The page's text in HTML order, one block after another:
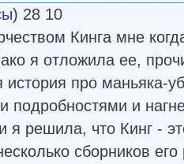
) 28 10
Кинга мне
я отложила ее,
история про маньяка-
подробностями и
я решила, что Кинг -
сборников